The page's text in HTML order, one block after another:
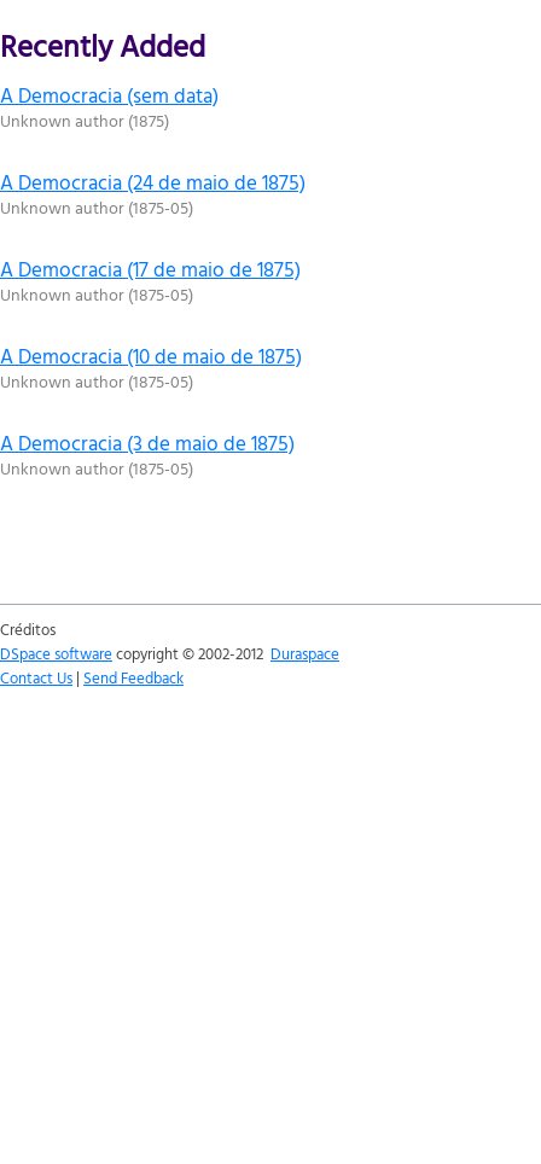
Recently Added
A Democracia (sem data)
Unknown author(1875)
A Democracia (24 de maio de 1875)
Unknown author(1875-05)
A Democracia (17 de maio de 1875)
Unknown author(1875-05)
A Democracia (10 de maio de 1875)
Unknown author(1875-05)
A Democracia (3 de maio de 1875)
Unknown author(1875-05)
Créditos
DSpace softwarecopyright © 2002-2012 Duraspace
Contact Us | Send Feedback